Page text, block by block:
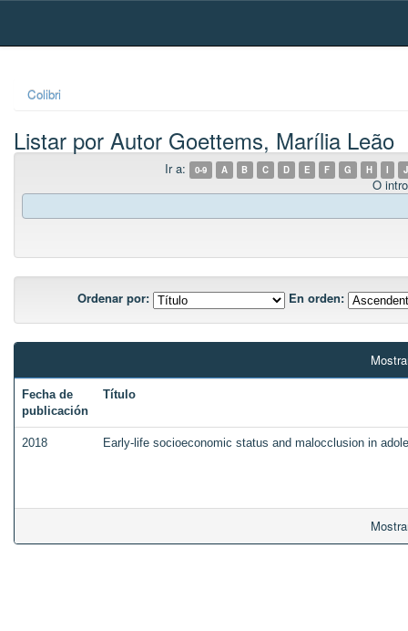
Skip
Colibri
Listar por Autor Goettems, Marília Leão
Ir a: 0-9 A B C D E F G H I J
O
Ordenar por: En orden:
Fecha de
publicación
Título
2018 Early-life socioeconomic status and malocclusion in